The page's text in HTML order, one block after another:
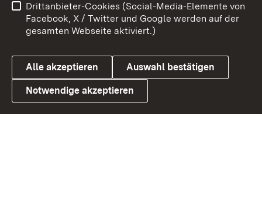
Link zum Landesportal
Benutzungshinweise
Barrierefreiheit
Datenschutz
Cookies
Drittanbieter-Cookies (Social-Media-Elemente von
Facebook, X / Twitter und Google werden auf der
gesamten Webseite aktiviert.)
Alle akzeptieren Auswahl bestätigen
Notwendige akzeptieren